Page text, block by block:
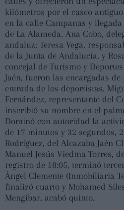
kilómetros por el casco
en la calle Campanas y
de La Alameda. Ana Cobo,
andaluz; Teresa Vega,
de la Junta de Andalucía, y
concejal de Turismo y
Jaén, fueron las encargadas
entrada de los deportistas.
Fernández, representante del
inscribió su nombre en el
Dominó con autoridad la
de 17 minutos y 32 segundos,
Rodríguez, del Alcazaba Jaén
Manuel Jesús Viedma Torres,
registro de 18:05, terminó
Ángel Clemente (Inmobiliaria
finalizó cuarto y Mohamed
Mengíbar, acabó quinto.